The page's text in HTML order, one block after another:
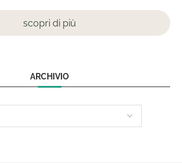
scopri di più
ARCHIVIO